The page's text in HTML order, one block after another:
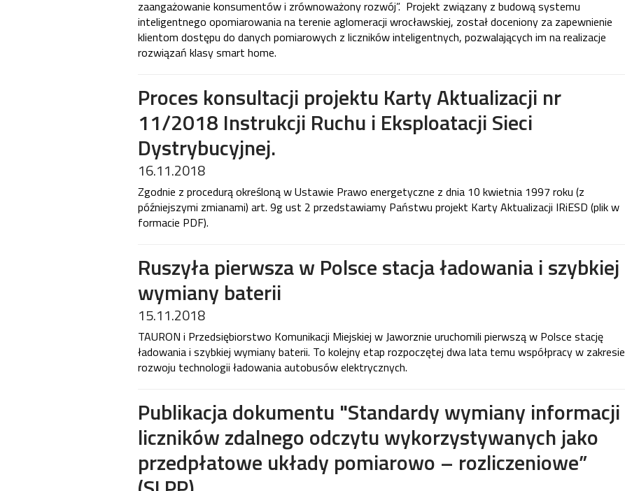
zaangażowanie konsumentów i zrównoważony rozwój”. Projekt związany z budową systemu
inteligentnego opomiarowania na terenie aglomeracji wrocławskiej, został doceniony za zapewnienie
klientom dostępu do danych pomiarowych z liczników inteligentnych, pozwalających im na realizacje
rozwiązań klasy smart home.
Proces konsultacji projektu Karty Aktualizacji nr
11/2018 Instrukcji Ruchu i Eksploatacji Sieci
Dystrybucyjnej.
16.11.2018
Zgodnie z procedurą określoną w Ustawie Prawo energetyczne z dnia 10 kwietnia 1997 roku (z
późniejszymi zmianami) art. 9g ust 2 przedstawiamy Państwu projekt Karty Aktualizacji IRiESD (plik w
formacie PDF).
Ruszyła pierwsza w Polsce stacja ładowania i szybkiej
wymiany baterii
15.11.2018
TAURON i Przedsiębiorstwo Komunikacji Miejskiej w Jaworznie uruchomili pierwszą w Polsce stację
ładowania i szybkiej wymiany baterii. To kolejny etap rozpoczętej dwa lata temu współpracy w zakresie
rozwoju technologii ładowania autobusów elektrycznych.
Publikacja dokumentu "Standardy wymiany informacji
liczników zdalnego odczytu wykorzystywanych jako
przedpłatowe układy pomiarowo – rozliczeniowe”